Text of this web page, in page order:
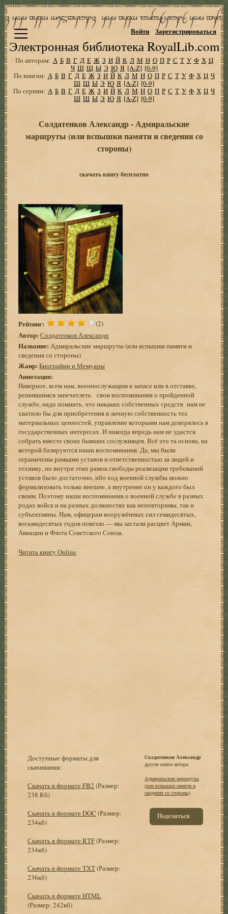
Электронная библиотека RoyalLib.com
Войти Зарегистрироваться
По авторам: А Б В Г Д Е Ж З И Й К Л М Н О П Р С Т У Ф Х Ц
Ч Ш Щ Ы Э Ю Я [A-Z] [0-9]
По книгам: А Б В Г Д Е Ж З И Й К Л М Н О П Р С Т У Ф Х Ц Ч
Ш Щ Ы Э Ю Я [A-Z] [0-9]
По сериям: А Б В Г Д Е Ж З И Й К Л М Н О П Р С Т У Ф Х Ц Ч
Ш Щ Ы Э Ю Я [A-Z] [0-9]
Солдатенков Александр - Адмиральские
маршруты (или вспышки памяти и сведения со
стороны)
скачать книгу бесплатно
Рейтинг: (2)
Автор: Солдатенков Александр
Название: Адмиральские маршруты (или вспышки памяти и
сведения со стороны)
Жанр: Биографии и Мемуары
Аннотация:
Наверное, всем нам, военнослужащим в запасе или в отставке,
решившимся запечатлеть свои воспоминания о пройденной
службе, надо помнить, что никаких собственных средств нам не
хватило бы для приобретения в личную собственность тех
материальных ценностей, управление которыми нам доверялось в
государственных интересах. И никогда впредь нам не удастся
собрать вместе своих бывших сослуживцев. Всё это та основа, на
которой базируются наши воспоминания. Да, мы были
ограничены рамками уставов и ответственностью за людей и
технику, но внутри этих рамок свободы реализации требований
уставов было достаточно, ибо ход военной службы можно
формализовать только внешне, а внутренне он у каждого был
своим. Поэтому наши воспоминания о военной службе в разных
родах войск и на разных должностях как неповторимы, так и
субъективны. Нам, офицерам вооружённых сил семидесятых,
восьмидесятых годов повезло — мы застали расцвет Армии,
Авиации и Флота Советского Союза.
Читать книгу Online
Доступные форматы для
скачивания:
Скачать в формате FB2 (Размер:
238 Кб)
Скачать в формате DOC (Размер:
234кб)
Скачать в формате RTF(Размер:
234кб)
Скачать в формате TXT(Размер:
236кб)
Скачать в формате HTML
(Размер: 242кб)
Солдатенков Александр
другие книги автора:
Адмиральские маршруты
(или вспышки памяти и
сведения со стороны)
Поделиться